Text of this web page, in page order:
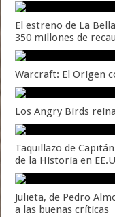
El estreno de La
350 millones de
Warcraft: El Origen
Los Angry Birds
Taquillazo de
de la Historia en
Julieta, de Pedro
a las buenas críticas